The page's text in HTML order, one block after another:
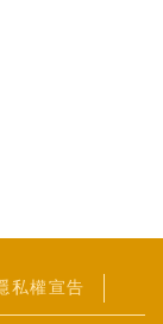
私權宣告